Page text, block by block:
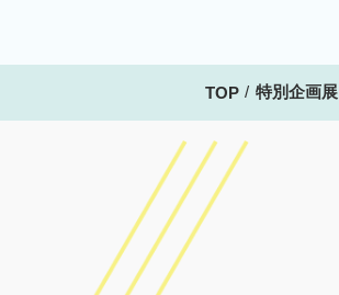
TOP 特別企画展